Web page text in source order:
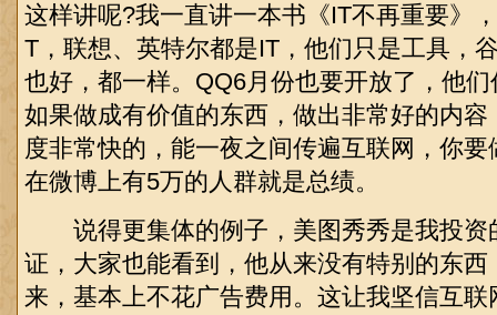
这样讲呢?我一直讲一本书《IT不再重要》
T，联想、英特尔都是IT，他们只是工具，
也好，都一样。QQ6月份也要开放了，他
如果做成有价值的东西，做出非常好的内
度非常快的，能一夜之间传遍互联网，你
在微博上有5万的人群就是总绩。
说得更集体的例子，美图秀秀是我投资
证，大家也能看到，他从来没有特别的东
来，基本上不花广告费用。这让我坚信互